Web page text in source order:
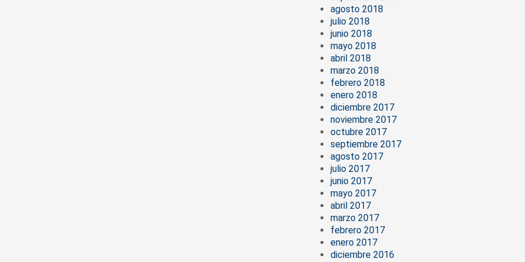
agosto 2018
julio 2018
junio 2018
mayo 2018
abril 2018
marzo 2018
febrero 2018
enero 2018
diciembre 2017
noviembre 2017
octubre 2017
septiembre 2017
agosto 2017
julio 2017
junio 2017
mayo 2017
abril 2017
marzo 2017
febrero 2017
enero 2017
diciembre 2016